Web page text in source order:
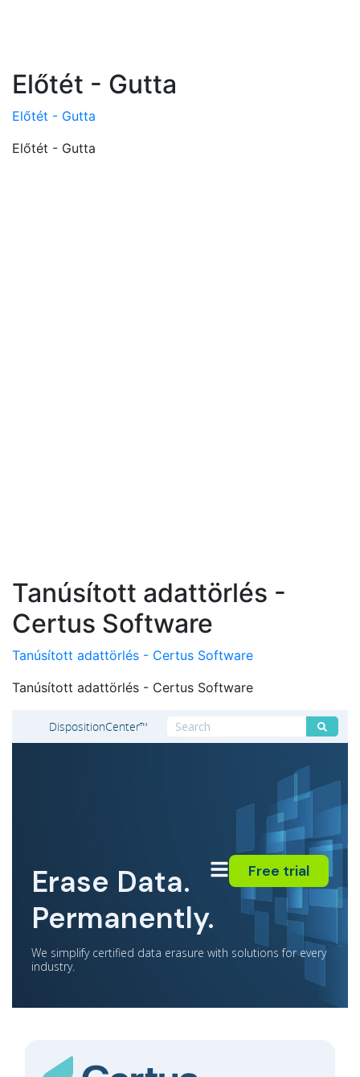
Előtét - Gutta
Előtét - Gutta
Előtét - Gutta
Tanúsított adattörlés -
Certus Software
Tanúsított adattörlés - Certus Software
Tanúsított adattörlés - Certus Software